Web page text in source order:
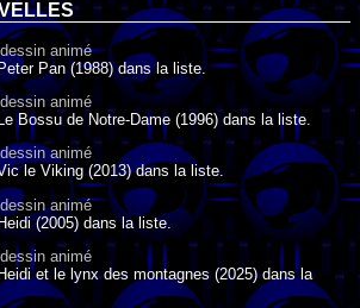
animé
Pan (1988) dans la liste.
animé
Bossu de Notre-Dame (1996) dans la liste.
animé
le Viking (2013) dans la liste.
animé
(2005) dans la liste.
animé
et le lynx des montagnes (2025) dans la